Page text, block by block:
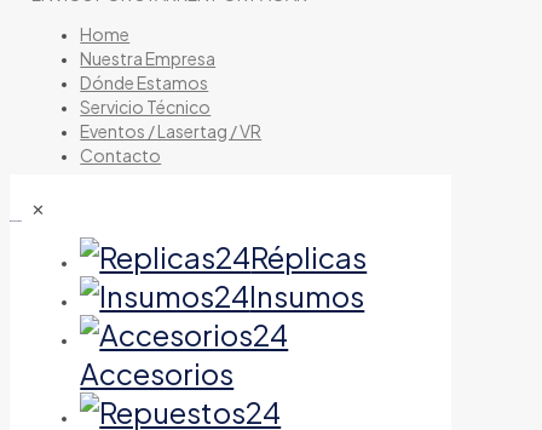
Home
Nuestra Empresa
Dónde Estamos
Servicio Técnico
Eventos / Lasertag / VR
Contacto
✕
Réplicas
Insumos
Accesorios